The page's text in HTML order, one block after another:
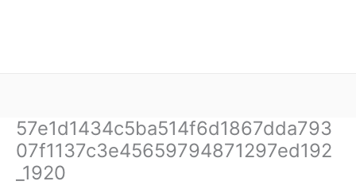
57e1d1434c5ba514f6d1867dda793
07f1137c3e45659794871297ed192
_1920